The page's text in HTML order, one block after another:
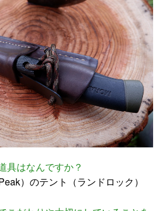
具はなんですか？
）のテント（ランドロック）